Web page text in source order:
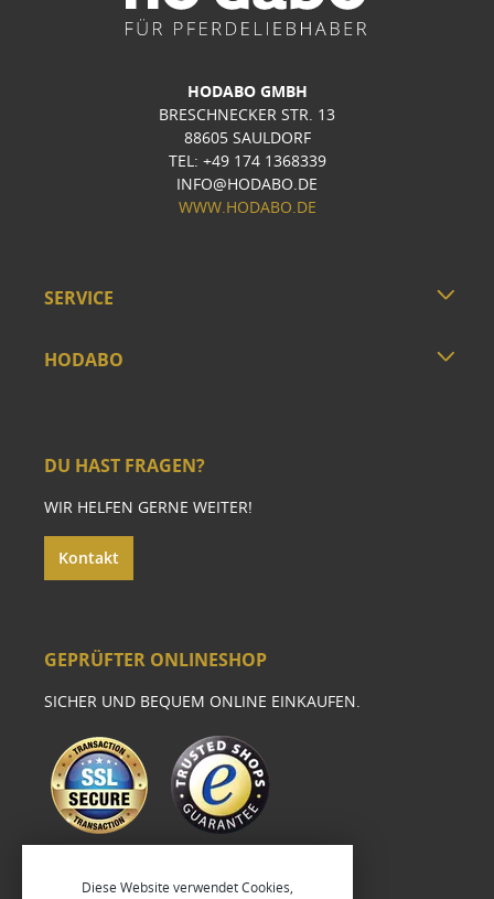
HODABO GMBH
BRESCHNECKER STR. 13
88605 SAULDORF
TEL: +49 174 1368339
INFO@HODABO.DE
WWW.HODABO.DE
SERVICE
HODABO
DU HAST FRAGEN?
WIR HELFEN GERNE WEITER!
Kontakt
GEPRÜFTER ONLINESHOP
SICHER UND BEQUEM ONLINE EINKAUFEN.
Diese Website verwendet Cookies,